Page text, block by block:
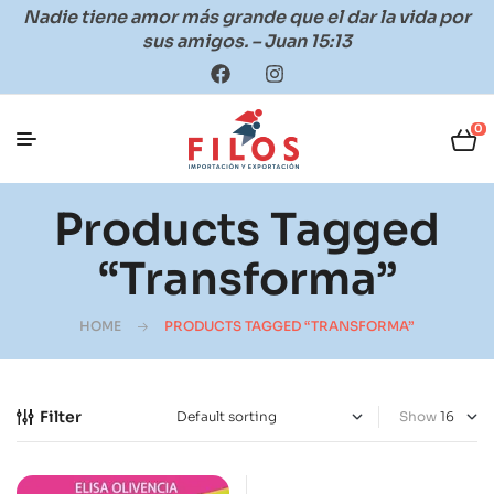
Nadie tiene amor más grande que el dar la vida por
sus amigos. – Juan 15:13
0
Products Tagged
“Transforma”
HOME PRODUCTS TAGGED “TRANSFORMA”
Filter Show